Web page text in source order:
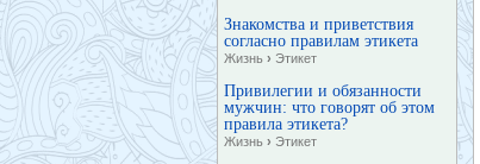
Знакомства и приветствия
согласно правилам этикета
Жизнь › Этикет
Привилегии и обязанности
мужчин: что говорят об этом
правила этикета?
Жизнь › Этикет